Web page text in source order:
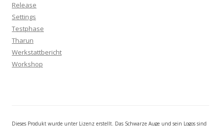
Release
Settings
Testphase
Tharun
Werkstattbericht
Workshop
Dieses Produkt wurde unter Lizenz erstellt. Das Schwarze Auge und sein Logos sind